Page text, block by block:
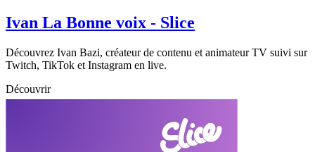
Ivan La Bonne voix - Slice
Découvrez Ivan Bazi, créateur de contenu et animateur TV suivi sur
Twitch, TikTok et Instagram en live.
Découvrir